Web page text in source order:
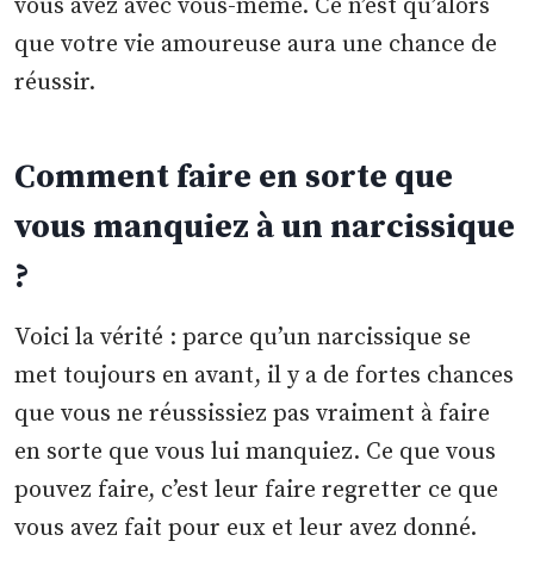
vous avez avec vous-même. Ce n’est qu’alors
que votre vie amoureuse aura une chance de
réussir.
Comment faire en sorte que
vous manquiez à un narcissique
?
Voici la vérité : parce qu’un narcissique se
met toujours en avant, il y a de fortes chances
que vous ne réussissiez pas vraiment à faire
en sorte que vous lui manquiez. Ce que vous
pouvez faire, c’est leur faire regretter ce que
vous avez fait pour eux et leur avez donné.